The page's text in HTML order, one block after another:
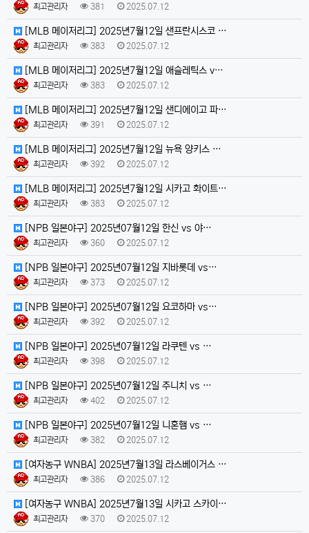
최고관리자 381 2025.07.12
[MLB 메이저리그] 2025년7월12일 샌프란시스코 …
최고관리자 383 2025.07.12
[MLB 메이저리그] 2025년7월12일 애슬레틱스 v…
최고관리자 383 2025.07.12
[MLB 메이저리그] 2025년7월12일 샌디에이고 파…
최고관리자 391 2025.07.12
[MLB 메이저리그] 2025년7월12일 뉴욕 양키스 …
최고관리자 392 2025.07.12
[MLB 메이저리그] 2025년7월12일 시카고 화이트…
최고관리자 383 2025.07.12
[NPB 일본야구] 2025년07월12일 한신 vs 야…
최고관리자 360 2025.07.12
[NPB 일본야구] 2025년07월12일 지바롯데 vs…
최고관리자 373 2025.07.12
[NPB 일본야구] 2025년07월12일 요코하마 vs…
최고관리자 392 2025.07.12
[NPB 일본야구] 2025년07월12일 라쿠텐 vs …
최고관리자 398 2025.07.12
[NPB 일본야구] 2025년07월12일 주니치 vs …
최고관리자 402 2025.07.12
[NPB 일본야구] 2025년07월12일 니혼햄 vs …
최고관리자 382 2025.07.12
[여자농구 WNBA] 2025년7월13일 라스베이거스 …
최고관리자 386 2025.07.12
[여자농구 WNBA] 2025년7월13일 시카고 스카이…
최고관리자 370 2025.07.12